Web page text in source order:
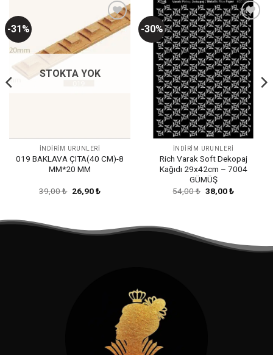
-31%
Favorilerime
Ekle
STOKTA YOK
İNDİRİM ÜRÜNLERİ
019 BAKLAVA ÇITA(40 CM)-8
MM*20 MM
39,00₺ Orijinal
fiyat:
26,90₺Şu
-30%
Favorilerime
Ekle
İNDİRİM ÜRÜNLERİ
Rich Varak Soft Dekopaj
Kağıdı 29x42cm – 7004
GÜMÜŞ
54,00₺ Orijinal
fiyat:
38,00₺Şu